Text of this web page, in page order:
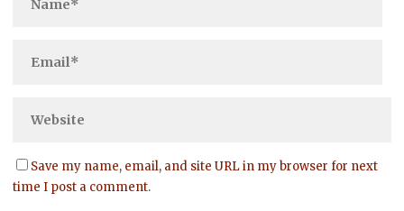
Save my name, email, and site URL in my browser for next
time I post a comment.